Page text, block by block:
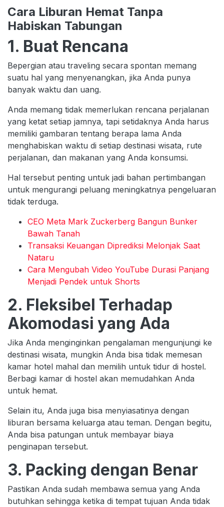
Cara Liburan Hemat Tanpa
Habiskan Tabungan
1. Buat Rencana
Bepergian atau traveling secara spontan memang
suatu hal yang menyenangkan, jika Anda punya
banyak waktu dan uang.
Anda memang tidak memerlukan rencana perjalanan
yang ketat setiap jamnya, tapi setidaknya Anda harus
memiliki gambaran tentang berapa lama Anda
menghabiskan waktu di setiap destinasi wisata, rute
perjalanan, dan makanan yang Anda konsumsi.
Hal tersebut penting untuk jadi bahan pertimbangan
untuk mengurangi peluang meningkatnya pengeluaran
tidak terduga.
CEO Meta Mark Zuckerberg Bangun Bunker
Bawah Tanah
Transaksi Keuangan Diprediksi Melonjak Saat
Nataru
Cara Mengubah Video YouTube Durasi Panjang
Menjadi Pendek untuk Shorts
2. Fleksibel Terhadap
Akomodasi yang Ada
Jika Anda menginginkan pengalaman mengunjungi ke
destinasi wisata, mungkin Anda bisa tidak memesan
kamar hotel mahal dan memilih untuk tidur di hostel.
Berbagi kamar di hostel akan memudahkan Anda
untuk hemat.
Selain itu, Anda juga bisa menyiasatinya dengan
liburan bersama keluarga atau teman. Dengan begitu,
Anda bisa patungan untuk membayar biaya
penginapan tersebut.
3. Packing dengan Benar
Pastikan Anda sudah membawa semua yang Anda
butuhkan sehingga ketika di tempat tujuan Anda tidak